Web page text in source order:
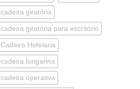
cadeira giratória
cadeira giratória para escritório
Cadeira Hotelaria
cadeira longarina
cadeira operativa